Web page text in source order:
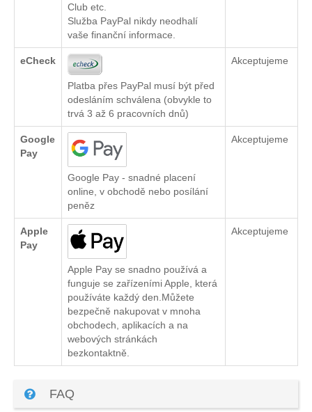
Club etc.
Služba PayPal nikdy neodhalí
vaše finanční informace.
eCheck
Platba přes PayPal musí být před
odesláním schválena (obvykle to
trvá 3 až 6 pracovních dnů)
Akceptujeme
Google
Pay
Google Pay - snadné placení
online, v obchodě nebo posílání
peněz
Akceptujeme
Apple
Pay
Apple Pay se snadno používá a
funguje se zařízeními Apple, která
používáte každý den.Můžete
bezpečně nakupovat v mnoha
obchodech, aplikacích a na
webových stránkách
bezkontaktně.
Akceptujeme
FAQ